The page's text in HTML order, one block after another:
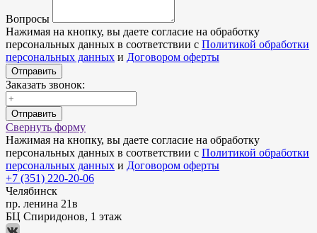
Вопросы
Нажимая на кнопку, вы даете согласие на обработку
персональных данных в соответствии с Политикой обработки
персональных данных и Договором оферты
Отправить
Заказать звонок:
Отправить
Свернуть форму
Нажимая на кнопку, вы даете согласие на обработку
персональных данных в соответствии с Политикой обработки
персональных данных и Договором оферты
+7 (351) 220-20-06
Челябинск
пр. ленина 21в
БЦ Спиридонов, 1 этаж